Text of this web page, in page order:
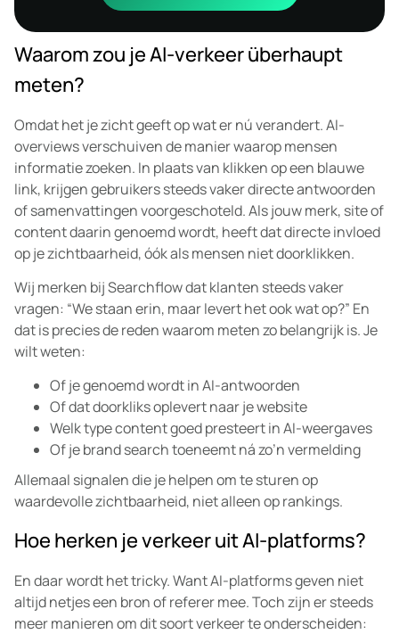
Waarom zou je AI-verkeer überhaupt
meten?
Omdat het je zicht geeft op wat er nú verandert. AI-
overviews verschuiven de manier waarop mensen
informatie zoeken. In plaats van klikken op een blauwe
link, krijgen gebruikers steeds vaker directe antwoorden
of samenvattingen voorgeschoteld. Als jouw merk, site of
content daarin genoemd wordt, heeft dat directe invloed
op je zichtbaarheid, óók als mensen niet doorklikken.
Wij merken bij Searchflow dat klanten steeds vaker
vragen: “We staan erin, maar levert het ook wat op?” En
dat is precies de reden waarom meten zo belangrijk is. Je
wilt weten:
Of je genoemd wordt in AI-antwoorden
Of dat doorkliks oplevert naar je website
Welk type content goed presteert in AI-weergaves
Of je brand search toeneemt ná zo’n vermelding
Allemaal signalen die je helpen om te sturen op
waardevolle zichtbaarheid, niet alleen op rankings.
Hoe herken je verkeer uit AI-platforms?
En daar wordt het tricky. Want AI-platforms geven niet
altijd netjes een bron of referer mee. Toch zijn er steeds
meer manieren om dit soort verkeer te onderscheiden: